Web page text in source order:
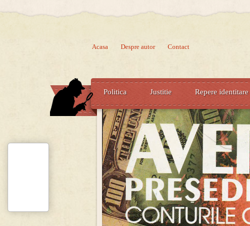
Acasa Despre autor Contact
Politica Justitie Repere identitare